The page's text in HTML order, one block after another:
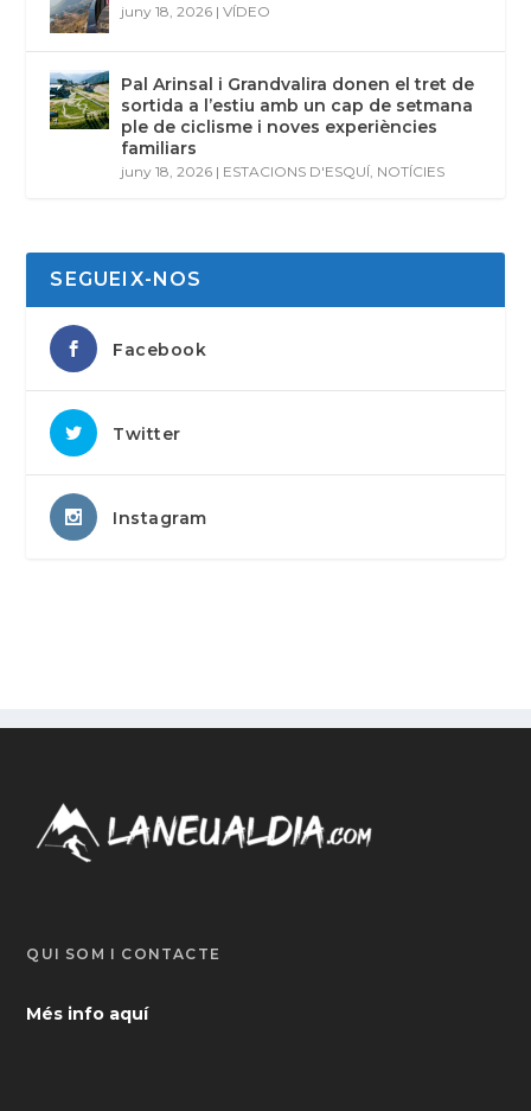
juny 18, 2026 |VÍDEO
Pal Arinsal i Grandvalira donen el tret de
sortida a l’estiu amb un cap de setmana
ple de ciclisme i noves experiències
familiars
juny 18, 2026 | ESTACIONS D'ESQUÍ NOTÍCIES
SEGUEIX-NOS
Facebook
Twitter
Instagram
QUI SOM I CONTACTE
Més info aquí